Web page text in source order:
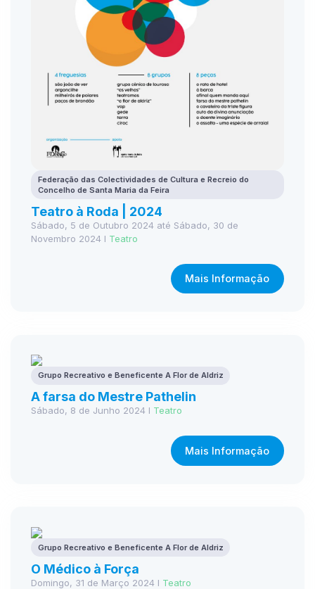
Federação das Colectividades de Cultura e Recreio do
Concelho de Santa Maria da Feira
Teatro à Roda | 2024
Sábado, 5 de Outubro 2024 até Sábado, 30 de
Novembro 2024 I Teatro
Mais Informação
Grupo Recreativo e Beneficente A Flor de Aldriz
A farsa do Mestre Pathelin
Sábado, 8 de Junho 2024 I Teatro
Mais Informação
Grupo Recreativo e Beneficente A Flor de Aldriz
O Médico à Força
Domingo, 31 de Março 2024 I Teatro